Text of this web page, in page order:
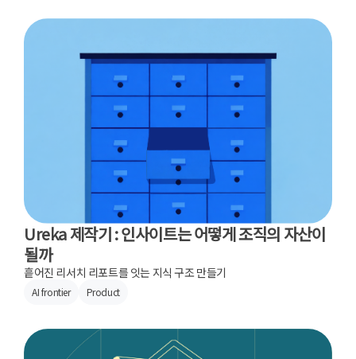
Ureka 제작기 : 인사이트는 어떻게 조직의 자산이
될까
흩어진 리서치 리포트를 잇는 지식 구조 만들기
AI frontier Product